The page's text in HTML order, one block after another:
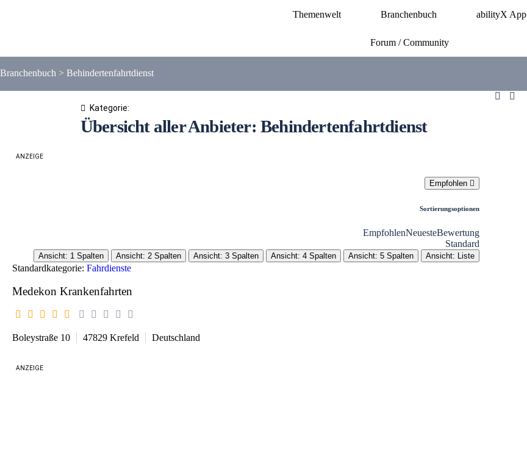
Themenwelt Branchenbuch abilityX App
Forum / Community
Branchenbuch > Behindertenfahrtdienst
Kategorie:
Übersicht aller Anbieter: Behindertenfahrtdienst
ANZEIGE
Empfohlen
Sortierungsoptionen
EmpfohlenNeuesteBewertung
Standard
Ansicht: 1 Spalten Ansicht: 2 Spalten Ansicht: 3 Spalten Ansicht: 4 Spalten Ansicht: 5 Spalten Ansicht: Liste
Standardkategorie: Fahrdienste
Medekon Krankenfahrten
Boleystraße 10 47829 Krefeld Deutschland
ANZEIGE